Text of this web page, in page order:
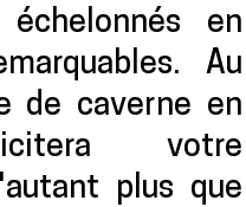
en
Au
de caverne en
votre
plus que